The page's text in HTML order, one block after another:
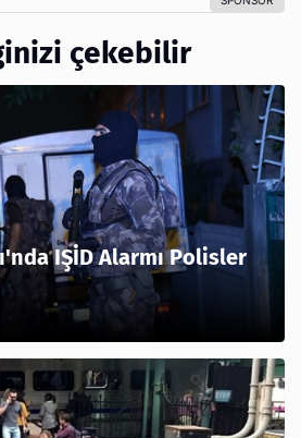
çekebilir
IŞİD Alarmı Polisler